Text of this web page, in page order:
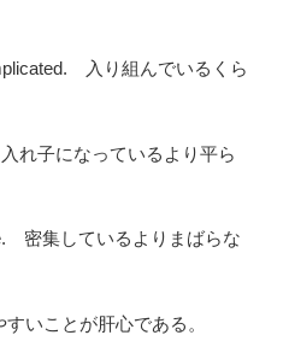
入り組んでいるくら
れ子になっているより平ら
密集しているよりまばらな
いことが肝心である。